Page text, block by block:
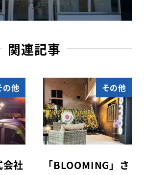
関連記事
の他
社
その他
「BLOOMING」さ